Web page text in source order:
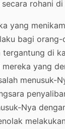
rohani di
yang
bagi orang-
tergantung di
yang
menusuk-
Nya